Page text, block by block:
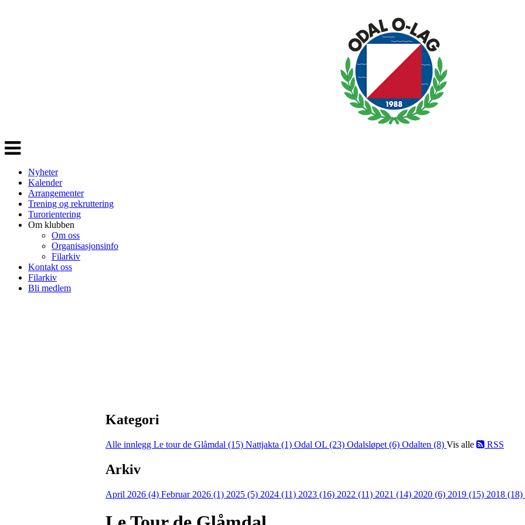
Veksle
navigasjon
Nyheter
Kalender
Arrangementer
Trening og rekruttering
Turorientering
Om klubben
Om oss
Organisasjonsinfo
Filarkiv
Kontakt oss
Filarkiv
Bli medlem
Kategori
Alle innlegg Le tour de Glåmdal (15) Nattjakta (1) Odal OL (23) Odalsløpet (6) Odalten (8) Vis alle RSS
Arkiv
April 2026 (4) Februar 2026 (1) 2025 (5) 2024 (11) 2023 (16) 2022 (11) 2021 (14) 2020 (6) 2019 (15) 2018 (18)